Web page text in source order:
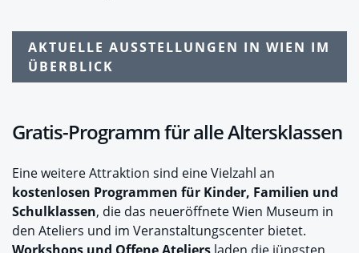
AKTUELLE AUSSTELLUNGEN IN WIEN IM
ÜBERBLICK
Gratis-Programm für alle Altersklassen
Eine weitere Attraktion sind eine Vielzahl an
kostenlosen Programmen für Kinder, Familien und
Schulklassen, die das neueröffnete Wien Museum in
den Ateliers und im Veranstaltungscenter bietet.